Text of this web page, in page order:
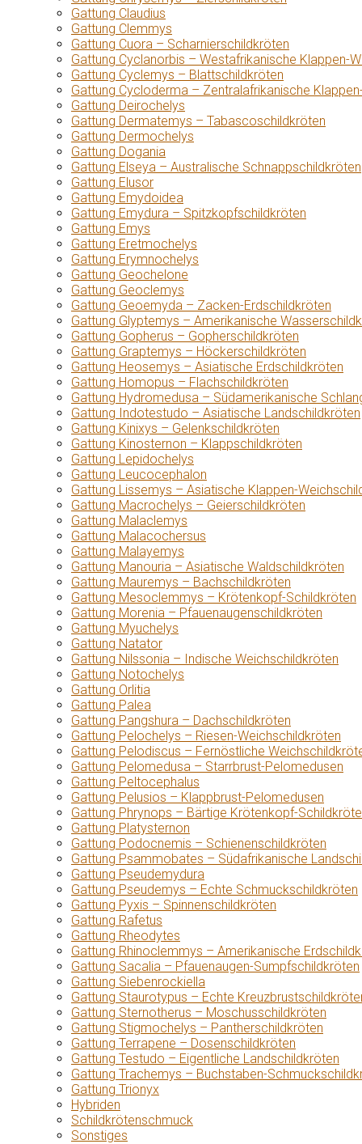
Gattung Claudius
Gattung Clemmys
Gattung Cuora – Scharnierschildkröten
Gattung Cyclanorbis – Westafrikanische Klappen-
Gattung Cyclemys – Blattschildkröten
Gattung Cycloderma – Zentralafrikanische
Gattung Deirochelys
Gattung Dermatemys – Tabascoschildkröten
Gattung Dermochelys
Gattung Dogania
Gattung Elseya – Australische Schnappschildkröten
Gattung Elusor
Gattung Emydoidea
Gattung Emydura – Spitzkopfschildkröten
Gattung Emys
Gattung Eretmochelys
Gattung Erymnochelys
Gattung Geochelone
Gattung Geoclemys
Gattung Geoemyda – Zacken-Erdschildkröten
Gattung Glyptemys – Amerikanische
Gattung Gopherus – Gopherschildkröten
Gattung Graptemys – Höckerschildkröten
Gattung Heosemys – Asiatische Erdschildkröten
Gattung Homopus – Flachschildkröten
Gattung Hydromedusa – Südamerikanische
Gattung Indotestudo – Asiatische Landschildkröten
Gattung Kinixys – Gelenkschildkröten
Gattung Kinosternon – Klappschildkröten
Gattung Lepidochelys
Gattung Leucocephalon
Gattung Lissemys – Asiatische Klappen-
Gattung Macrochelys – Geierschildkröten
Gattung Malaclemys
Gattung Malacochersus
Gattung Malayemys
Gattung Manouria – Asiatische Waldschildkröten
Gattung Mauremys – Bachschildkröten
Gattung Mesoclemmys – Krötenkopf-Schildkröten
Gattung Morenia – Pfauenaugenschildkröten
Gattung Myuchelys
Gattung Natator
Gattung Nilssonia – Indische Weichschildkröten
Gattung Notochelys
Gattung Orlitia
Gattung Palea
Gattung Pangshura – Dachschildkröten
Gattung Pelochelys – Riesen-Weichschildkröten
Gattung Pelodiscus – Fernöstliche
Gattung Pelomedusa – Starrbrust-Pelomedusen
Gattung Peltocephalus
Gattung Pelusios – Klappbrust-Pelomedusen
Gattung Phrynops – Bärtige Krötenkopf-
Gattung Platysternon
Gattung Podocnemis – Schienenschildkröten
Gattung Psammobates – Südafrikanische
Gattung Pseudemydura
Gattung Pseudemys – Echte Schmuckschildkröten
Gattung Pyxis – Spinnenschildkröten
Gattung Rafetus
Gattung Rheodytes
Gattung Rhinoclemmys – Amerikanische
Gattung Sacalia – Pfauenaugen-Sumpfschildkröten
Gattung Siebenrockiella
Gattung Staurotypus – Echte
Gattung Sternotherus – Moschusschildkröten
Gattung Stigmochelys – Pantherschildkröten
Gattung Terrapene – Dosenschildkröten
Gattung Testudo – Eigentliche Landschildkröten
Gattung Trachemys – Buchstaben-
Gattung Trionyx
Hybriden
Schildkrötenschmuck
Sonstiges